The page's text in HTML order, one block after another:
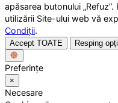
apăsarea butonului
utilizării Site-ului web vă
Condiții.
Accept TOATE Resping
Preferințe
×
Necesare